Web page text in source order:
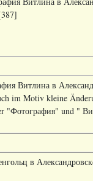
Витлина в
im Motiv kleine
"Фотография" und "
в